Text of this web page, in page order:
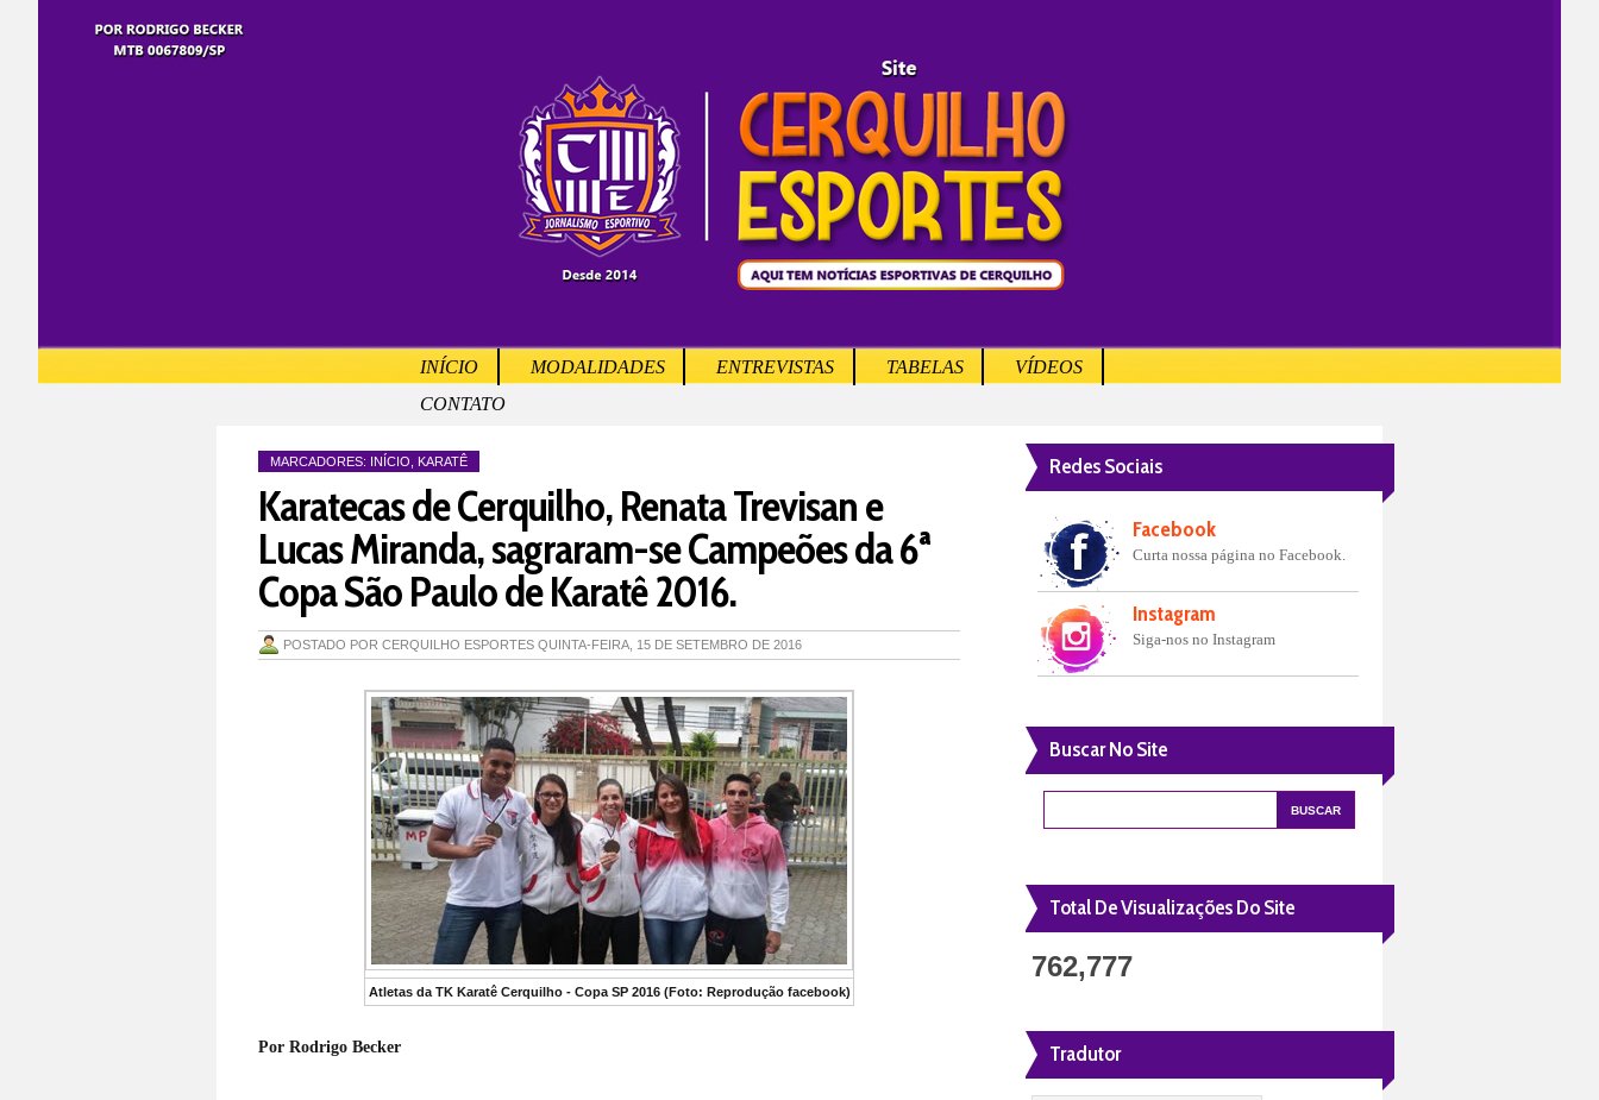
INÍCIO MODALIDADES ENTREVISTAS TABELAS
VÍDEOS
CONTATO
MARCADORES: INÍCIO KARATÊ
Karatecas de Cerquilho, Renata Trevisan e
Lucas Miranda, sagraram-se Campeões da 6ª
Copa São Paulo de Karatê 2016.
POSTADO POR CERQUILHO ESPORTES QUINTA-FEIRA, 15 DE SETEMBRO DE 2016
Atletas da TK Karatê Cerquilho - Copa SP 2016 (Foto: Reprodução facebook)
Por Rodrigo Becker
Redes Sociais
Facebook
Curta nossa página no Facebook.
Instagram
Siga-nos no Instagram
Buscar No Site
Total De Visualizações Do Site
762,777
Tradutor